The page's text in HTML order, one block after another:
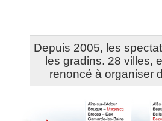
Depuis 2005, les
les gradins. 28 villes,
renoncé à organiser